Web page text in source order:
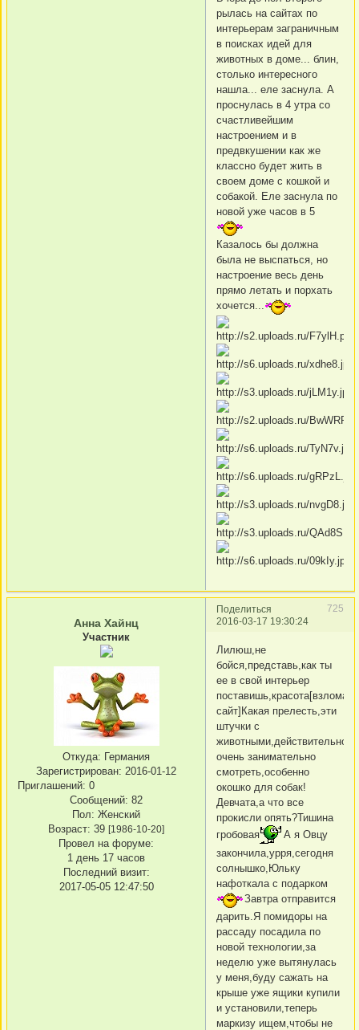
рылась на сайтах по
интерьерам заграничным
в поисках идей для
животных в доме... блин,
столько интересного
нашла... еле заснула. А
проснулась в 4 утра со
счастливейшим
настроением и в
предвкушении как же
классно будет жить в
своем доме с кошкой и
собакой. Еле заснула по
новой уже часов в 5
Казалось бы должна
была не выспаться, но
настроение весь день
прямо летать и порхать
хочется...
Поделиться
725
2016-03-17 19:30:24
Анна Хайнц
Участник
Откуда: Германия
Зарегистрирован: 2016-01-12
Приглашений: 0
Сообщений: 82
Пол: Женский
Возраст: 39 [1986-10-20]
Провел на форуме:
1 день 17 часов
Последний визит:
2017-05-05 12:47:50
Лилюш,не
бойся,представь,как ты
ее в свой интерьер
сайт]Какая прелесть,эти
штучки с
животными,действительно
очень занимательно
смотреть,особенно
окошко для собак!
Девчата,а что все
прокисли опять?Тишина
гробовая
А я Овцу
закончила,урря,сегодня
солнышко,Юльку
нафоткала с подарком
Завтра отправится
дарить.Я помидоры на
рассаду посадила по
новой технологии,за
неделю уже вытянулась
у меня,буду сажать на
крыше уже ящики купили
и установили,теперь
маркизу ищем,чтобы не